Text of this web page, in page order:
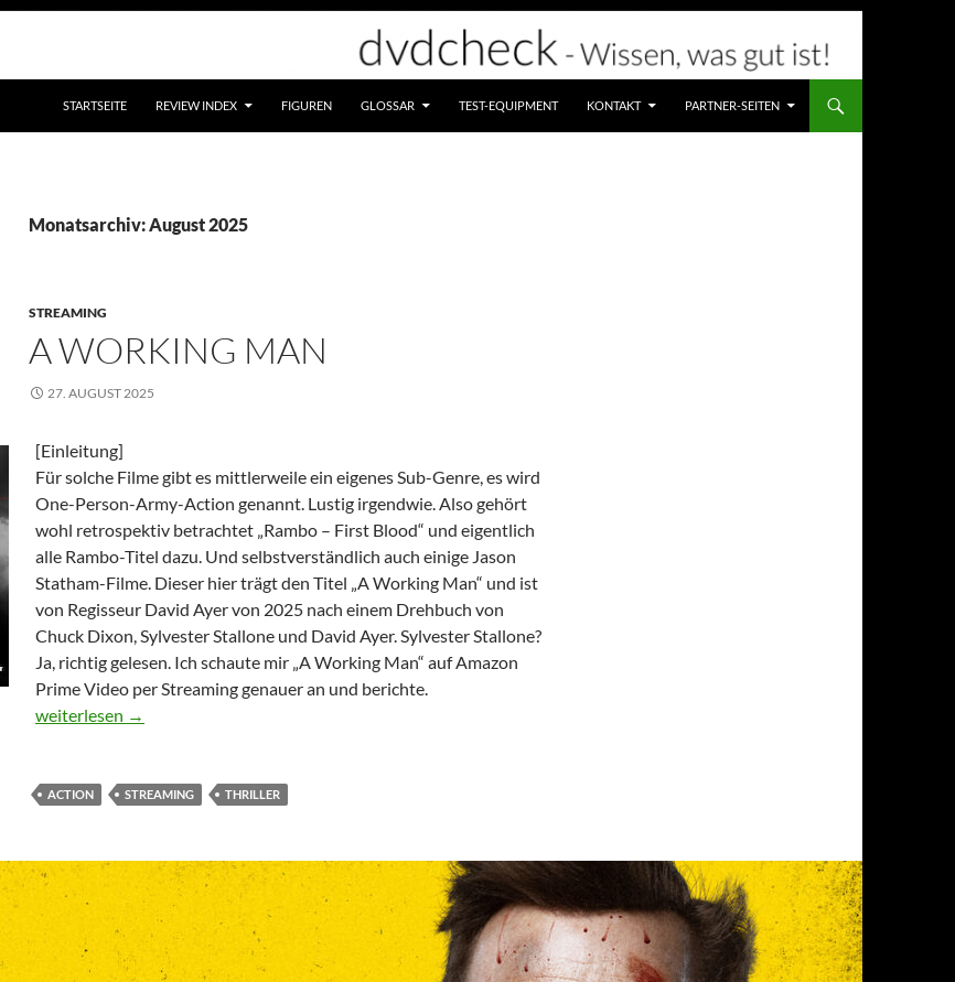
STARTSEITE REVIEW INDEX FIGUREN GLOSSAR TEST-EQUIPMENT KONTAKT PARTNER-SEITEN
Monatsarchiv: August 2025
STREAMING
A WORKING MAN
27. AUGUST 2025
[Einleitung]
Für solche Filme gibt es mittlerweile ein eigenes Sub-Genre, es wird
One-Person-Army-Action genannt. Lustig irgendwie. Also gehört
wohl retrospektiv betrachtet „Rambo – First Blood“ und eigentlich
alle Rambo-Titel dazu. Und selbstverständlich auch einige Jason
Statham-Filme. Dieser hier trägt den Titel „A Working Man“ und ist
von Regisseur David Ayer von 2025 nach einem Drehbuch von
Chuck Dixon, Sylvester Stallone und David Ayer. Sylvester Stallone?
Ja, richtig gelesen. Ich schaute mir „A Working Man“ auf Amazon
Prime Video per Streaming genauer an und berichte.
A Working Man
weiterlesen →
ACTION STREAMING THRILLER